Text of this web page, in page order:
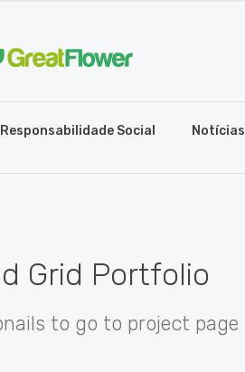
Responsabilidade Social Notícias
Grid Portfolio
to go to project page